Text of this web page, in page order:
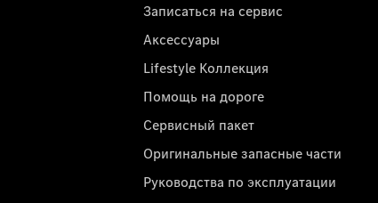
Записаться на сервис
Аксессуары
Lifestyle Коллекция
Помощь на дороге
Сервисный пакет
Оригинальные запасные части
Руководства по эксплуатации